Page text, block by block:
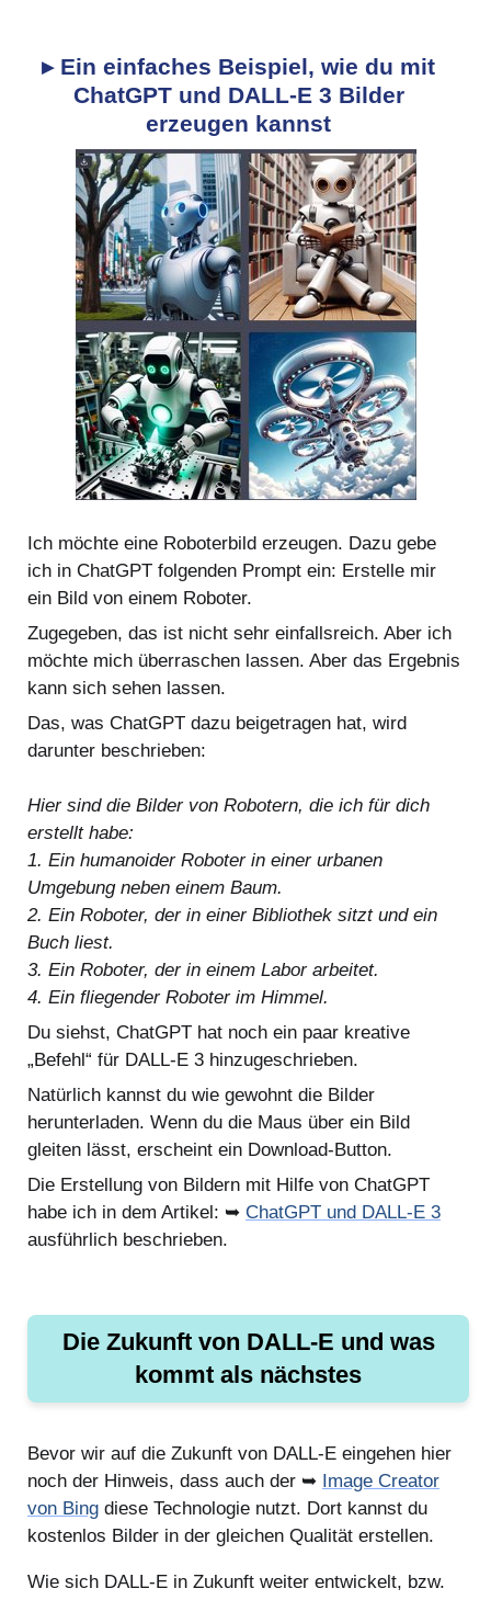
▸ Ein einfaches Beispiel, wie du mit
ChatGPT und DALL-E 3 Bilder
erzeugen kannst
Ich möchte eine Roboterbild erzeugen. Dazu gebe
ich in ChatGPT folgenden Prompt ein: Erstelle mir
ein Bild von einem Roboter.
Zugegeben, das ist nicht sehr einfallsreich. Aber ich
möchte mich überraschen lassen. Aber das Ergebnis
kann sich sehen lassen.
Das, was ChatGPT dazu beigetragen hat, wird
darunter beschrieben:
Hier sind die Bilder von Robotern, die ich für dich
erstellt habe:
1. Ein humanoider Roboter in einer urbanen
Umgebung neben einem Baum.
2. Ein Roboter, der in einer Bibliothek sitzt und ein
Buch liest.
3. Ein Roboter, der in einem Labor arbeitet.
4. Ein fliegender Roboter im Himmel.
Du siehst, ChatGPT hat noch ein paar kreative
„Befehl“ für DALL-E 3 hinzugeschrieben.
Natürlich kannst du wie gewohnt die Bilder
herunterladen. Wenn du die Maus über ein Bild
gleiten lässt, erscheint ein Download-Button.
Die Erstellung von Bildern mit Hilfe von ChatGPT
habe ich in dem Artikel: ➥ ChatGPT und DALL-E 3
ausführlich beschrieben.
Die Zukunft von DALL-E und was
kommt als nächstes
Bevor wir auf die Zukunft von DALL-E eingehen hier
noch der Hinweis, dass auch der ➥ Image Creator
von Bing diese Technologie nutzt. Dort kannst du
kostenlos Bilder in der gleichen Qualität erstellen.
Wie sich DALL-E in Zukunft weiter entwickelt, bzw.